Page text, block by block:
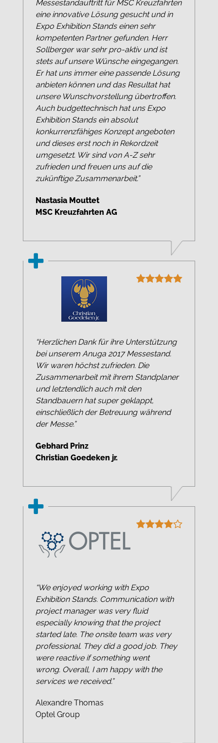
Messestandauftritt für MSC Kreuzfahrten
eine innovative Lösung gesucht und in
Expo Exhibition Stands einen sehr
kompetenten Partner gefunden. Herr
Sollberger war sehr pro-aktiv und ist
stets auf unsere Wünsche eingegangen.
Er hat uns immer eine passende Lösung
anbieten können und das Resultat hat
unsere Wunschvorstellung übertroffen.
Auch budgettechnisch hat uns Expo
Exhibition Stands ein absolut
konkurrenzfähiges Konzept angeboten
und dieses erst noch in Rekordzeit
umgesetzt. Wir sind von A-Z sehr
zufrieden und freuen uns auf die
zukünftige Zusammenarbeit.”
Nastasia Mouttet
MSC Kreuzfahrten AG
“Herzlichen Dank für ihre Unterstützung
bei unserem Anuga 2017 Messestand.
Wir waren höchst zufrieden. Die
Zusammenarbeit mit ihrem Standplaner
und letztendlich auch mit den
Standbauern hat super geklappt,
einschließlich der Betreuung während
der Messe.”
Gebhard Prinz
Christian Goedeken jr.
“We enjoyed working with Expo
Exhibition Stands. Communication with
project manager was very fluid
especially knowing that the project
started late. The onsite team was very
professional. They did a good job. They
were reactive if something went
wrong. Overall, I am happy with the
services we received.”
Alexandre Thomas
Optel Group